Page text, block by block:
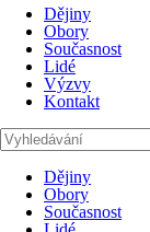
Dějiny
Obory
Současnost
Lidé
Výzvy
Kontakt
Dějiny
Obory
Současnost